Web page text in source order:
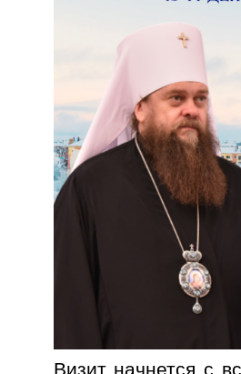
Визит начнется с